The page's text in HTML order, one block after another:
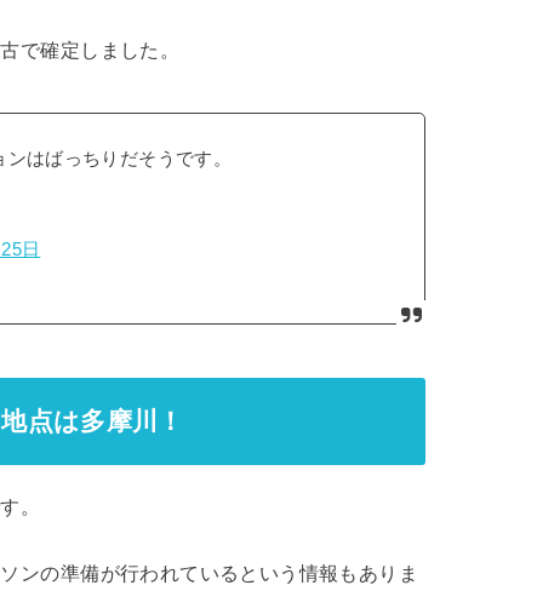
で確定しました。
はばっちりだそうです。
日
点は多摩川！
。
ンの準備が行われているという情報もありま